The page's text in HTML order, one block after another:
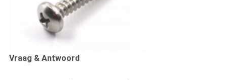
Vraag & Antwoord